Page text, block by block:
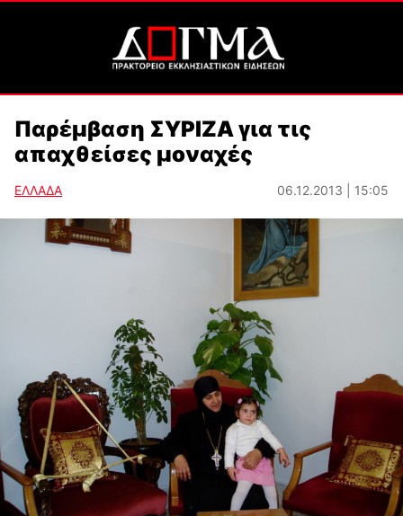
Παρέμβαση ΣΥΡΙΖΑ για τις
απαχθείσες μοναχές
ΕΛΛΑΔΑ 06.12.2013 | 15:05